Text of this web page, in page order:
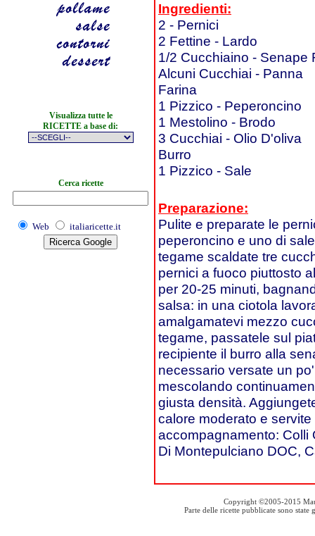
Visualizza tutte le
RICETTE a base di:
Cerca ricette
Web italiaricette.it
Ingredienti:
2 - Pernici
2 Fettine - Lardo
1/2 Cucchiaino - Senape
Alcuni Cucchiai - Panna
Farina
1 Pizzico - Peperoncino
1 Mestolino - Brodo
3 Cucchiai - Olio D'oliva
Burro
1 Pizzico - Sale
Preparazione:
Pulite e preparate le
peperoncino e uno di
tegame scaldate tre
pernici a fuoco piuttosto
per 20-25 minuti,
salsa: in una ciotola
amalgamatevi mezzo
tegame, passatele sul
recipiente il burro alla
necessario versate un
mescolando
giusta densità.
calore moderato e
accompagnamento: Colli
Di Montepulciano DOC,
Copyright ©2005-2015
Parte delle ricette pubblicate sono state